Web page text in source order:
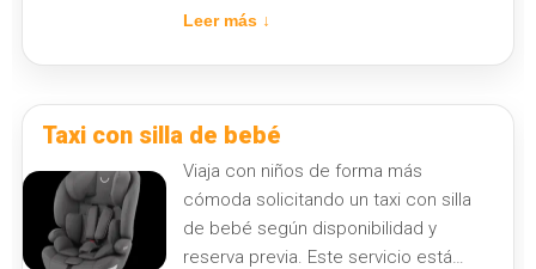
traslados al aeropuerto, eventos,
importantes.
Leer más ↓
Taxi con silla de bebé
Viaja con niños de forma más
cómoda solicitando un taxi con silla
de bebé según disponibilidad y
reserva previa. Este servicio está